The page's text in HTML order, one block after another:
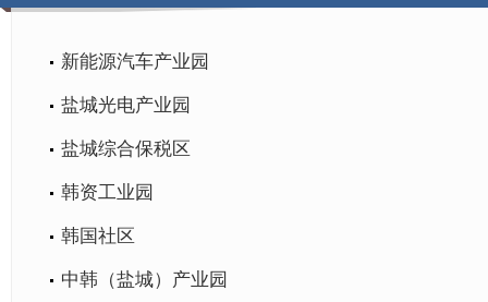
新能源汽车产业园
盐城光电产业园
盐城综合保税区
韩资工业园
韩国社区
中韩（盐城）产业园